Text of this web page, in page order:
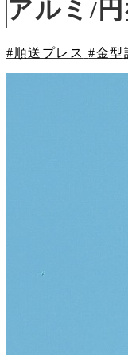
アルミ/
#順送プレス #金型